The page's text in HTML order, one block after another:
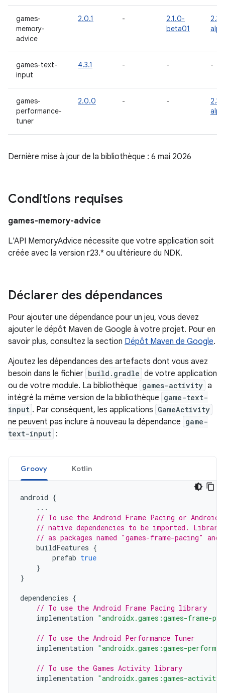
games-
memory-
advice
2.0.1 -
2.1.0-
beta01
games-text-
input
4.3.1 - - -
games-
performance-
tuner
2.0.0 - -
Dernière mise à jour de la bibliothèque : 6 mai 2026
Conditions requises
games-memory-advice
L'API MemoryAdvice nécessite que votre application soit
créée avec la version r23.* ou ultérieure du NDK.
Déclarer des dépendances
Pour ajouter une dépendance pour un jeu, vous devez
ajouter le dépôt Maven de Google à votre projet. Pour en
savoir plus, consultez la section Dépôt Maven de Google.
Ajoutez les dépendances des artefacts dont vous avez
besoin dans le fichier build.gradle de votre application
ou de votre module. La bibliothèque games-activity a
intégré la même version de la bibliothèque game-text-
input . Par conséquent, les applications GameActivity
ne peuvent pas inclure à nouveau la dépendance game-
text-input :
Groovy Kotlin
android {
...
// To use the Android Frame Pacing or
// native dependencies to be imported.
// as packages named "games-frame-pacing"
buildFeatures {
prefab true
}
}
dependencies {
// To use the Android Frame Pacing library
implementation "androidx.games:games-frame-
// To use the Android Performance Tuner
implementation "androidx.games:games-
// To use the Games Activity library
implementation "androidx.games:games-